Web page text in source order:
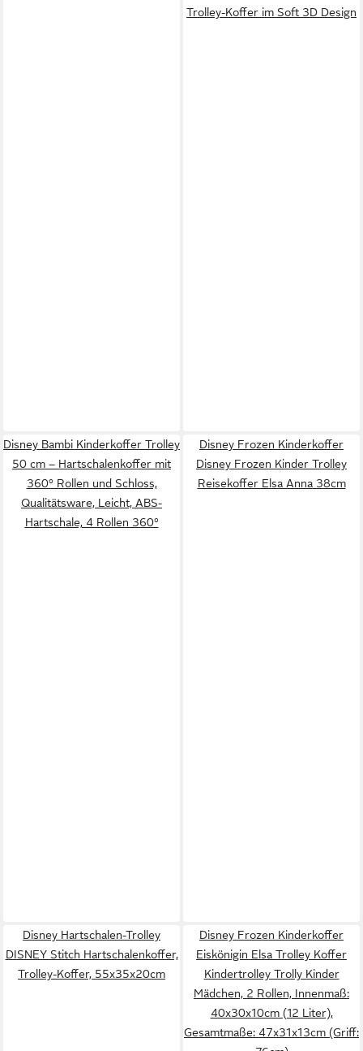
Trolley-Koffer im Soft 3D Design
Disney Bambi Kinderkoffer Trolley
50 cm – Hartschalenkoffer mit
360° Rollen und Schloss,
Qualitätsware, Leicht, ABS-
Hartschale, 4 Rollen 360°
Disney Frozen Kinderkoffer
Disney Frozen Kinder Trolley
Reisekoffer Elsa Anna 38cm
Disney Hartschalen-Trolley
DISNEY Stitch Hartschalenkoffer,
Trolley-Koffer, 55x35x20cm
Disney Frozen Kinderkoffer
Eiskönigin Elsa Trolley Koffer
Kindertrolley Trolly Kinder
Mädchen, 2 Rollen, Innenmaß:
40x30x10cm (12 Liter),
Gesamtmaße: 47x31x13cm (Griff: